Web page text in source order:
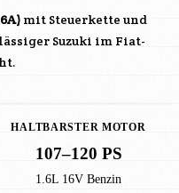
) mit Steuerkette und
Suzuki im Fiat-
HALTBARSTER MOTOR
107–120 PS
1.6L 16V Benzin